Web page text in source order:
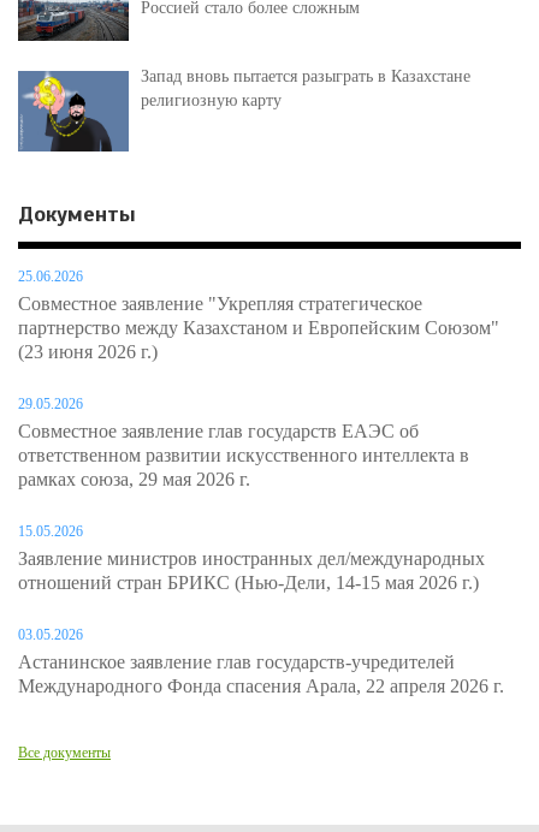
Россией стало более сложным
Запад вновь пытается разыграть в Казахстане
религиозную карту
Документы
25.06.2026
Совместное заявление "Укрепляя стратегическое
партнерство между Казахстаном и Европейским Союзом"
(23 июня 2026 г.)
29.05.2026
Совместное заявление глав государств ЕАЭС об
ответственном развитии искусственного интеллекта в
рамках союза, 29 мая 2026 г.
15.05.2026
Заявление министров иностранных дел/международных
отношений стран БРИКС (Нью-Дели, 14-15 мая 2026 г.)
03.05.2026
Астанинское заявление глав государств-учредителей
Международного Фонда спасения Арала, 22 апреля 2026 г.
Все документы